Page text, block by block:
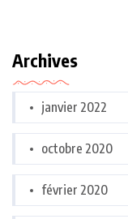
Archives
janvier 2022
octobre 2020
février 2020